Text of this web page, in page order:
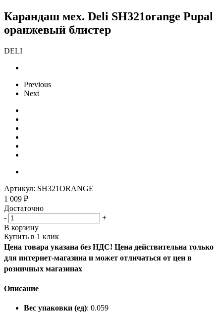
Карандаш мех. Deli SH321orange Pupal
оранжевый блистер
DELI
Previous
Next
Артикул: SH321ORANGE
1 009 ₽
Достаточно
-
+
В корзину
Купить в 1 клик
Цена товара указана без НДС! Цена действительна только
для интернет-магазина и может отличаться от цен в
розничных магазинах
Описание
Вес упаковки (ед): 0.059